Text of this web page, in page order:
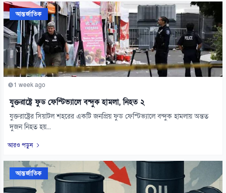
আন্তর্জাতিক
1 week ago
যুক্তরাষ্ট্রে ফুড ফেস্টিভ্যালে বন্দুক হামলা, নিহত ২
যুক্তরাষ্ট্রের সিয়াটল শহরের একটি জনপ্রিয় ফুড ফেস্টিভ্যালে বন্দুক হামলায় অন্তত
দুজন নিহত হয়...
আরও পড়ুন
আন্তর্জাতিক